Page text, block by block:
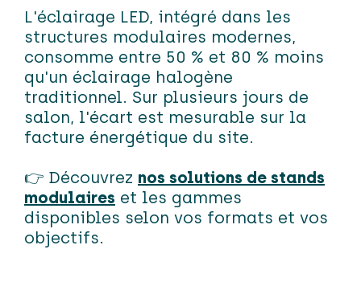
L'éclairage LED, intégré dans les
structures modulaires modernes,
consomme entre 50 % et 80 % moins
qu'un éclairage halogène
traditionnel. Sur plusieurs jours de
salon, l'écart est mesurable sur la
facture énergétique du site.
👉 Découvrez nos solutions de stands
modulaires et les gammes
disponibles selon vos formats et vos
objectifs.